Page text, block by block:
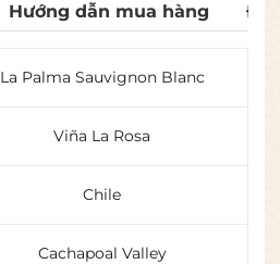
Hướng dẫn mua hàng
La Palma Sauvignon Blanc
Viña La Rosa
Chile
Cachapoal Valley